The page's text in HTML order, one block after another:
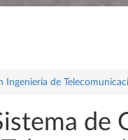
Ingeniería de
de